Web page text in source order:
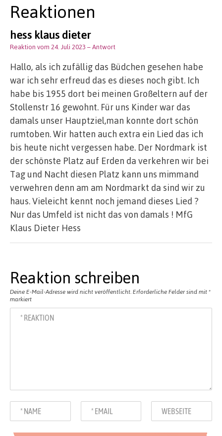
Reaktionen
hess klaus dieter
Reaktion vom 24. Juli 2023 – Antwort
Hallo, als ich zufällig das Büdchen gesehen habe
war ich sehr erfreud das es dieses noch gibt. Ich
habe bis 1955 dort bei meinen Großeltern auf der
Stollenstr 16 gewohnt. Für uns Kinder war das
damals unser Hauptziel,man konnte dort schön
rumtoben. Wir hatten auch extra ein Lied das ich
bis heute nicht vergessen habe. Der Nordmark ist
der schönste Platz auf Erden da verkehren wir bei
Tag und Nacht diesen Platz kann uns mimmand
verwehren denn am am Nordmarkt da sind wir zu
haus. Vieleicht kennt noch jemand dieses Lied ?
Nur das Umfeld ist nicht das von damals ! MfG
Klaus Dieter Hess
Reaktion schreiben
Deine E-Mail-Adresse wird nicht veröffentlicht. Erforderliche Felder sind mit *
markiert